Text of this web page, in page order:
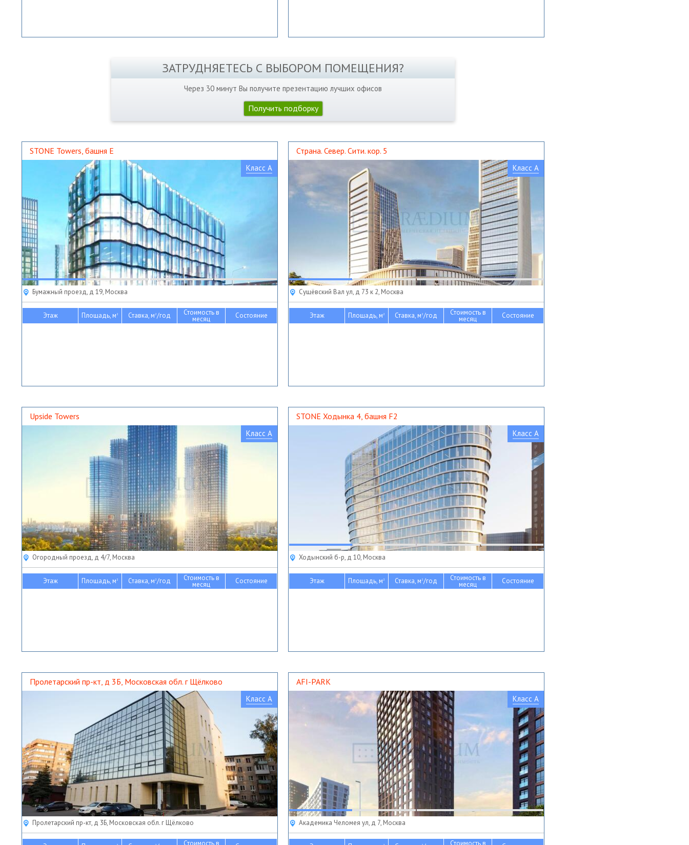
ЗАТРУДНЯЕТЕСЬ С ВЫБОРОМ ПОМЕЩЕНИЯ?
Через 30 минут Вы получите презентацию лучших офисов
Получить подборку
STONE Towers, башня Е
Класс A
Бумажный проезд, д 19, Москва
Этаж Площадь, м2 Ставка, м2/год Стоимость в
месяц Состояние
Страна. Север. Сити. кор. 5
Класс A
Сущёвский Вал ул, д 73 к 2, Москва
Этаж Площадь, м2 Ставка, м2/год Стоимость в
месяц Состояние
Upside Towers
Класс A
Огородный проезд, д 4/7, Москва
Этаж Площадь, м2 Ставка, м2/год Стоимость в
месяц Состояние
STONE Ходынка 4, башня F2
Класс A
Ходынский б-р, д 10, Москва
Этаж Площадь, м2 Ставка, м2/год Стоимость в
месяц Состояние
Пролетарский пр-кт, д 3Б, Московская обл. г Щёлково
Класс A
Пролетарский пр-кт, д 3Б, Московская обл. г Щёлково
Стоимость в
AFI-PARK
Класс A
Академика Челомея ул, д 7, Москва
Стоимость в